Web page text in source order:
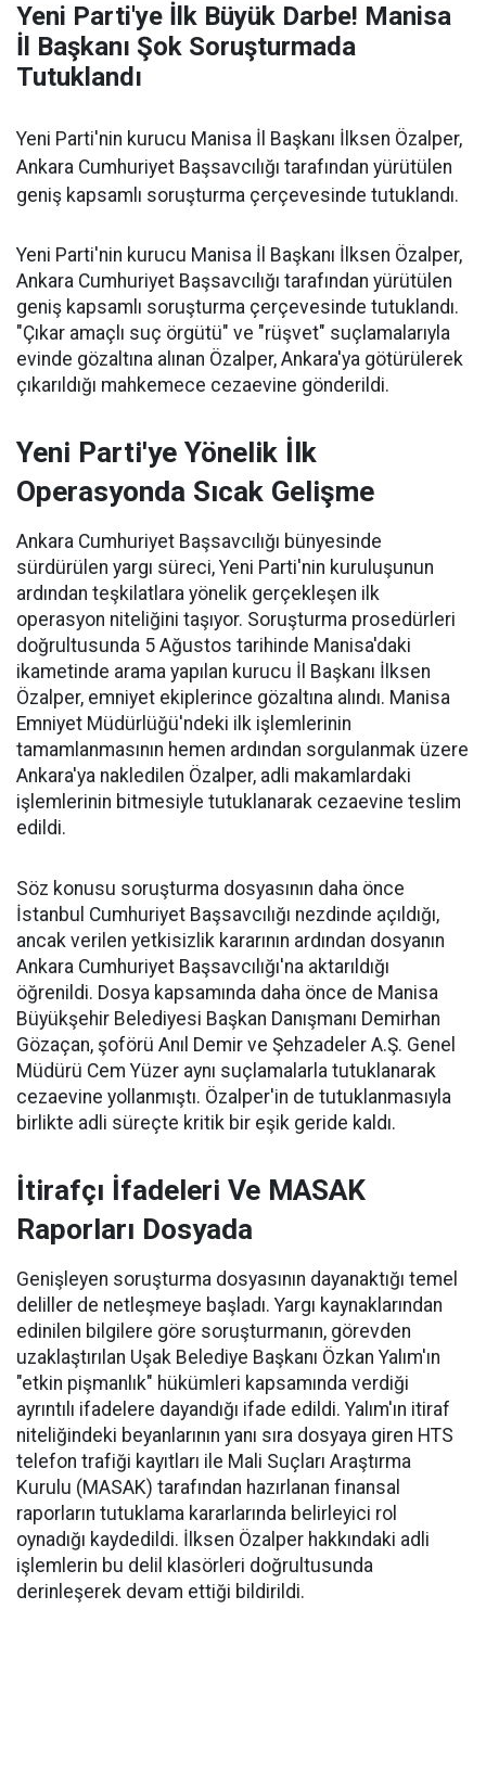
Yeni Parti'ye İlk Büyük Darbe! Manisa
İl Başkanı Şok Soruşturmada
Tutuklandı
Yeni Parti'nin kurucu Manisa İl Başkanı İlksen Özalper,
Ankara Cumhuriyet Başsavcılığı tarafından yürütülen
geniş kapsamlı soruşturma çerçevesinde tutuklandı.
Yeni Parti'nin kurucu Manisa İl Başkanı İlksen Özalper,
Ankara Cumhuriyet Başsavcılığı tarafından yürütülen
geniş kapsamlı soruşturma çerçevesinde tutuklandı.
"Çıkar amaçlı suç örgütü" ve "rüşvet" suçlamalarıyla
evinde gözaltına alınan Özalper, Ankara'ya götürülerek
çıkarıldığı mahkemece cezaevine gönderildi.
Yeni Parti'ye Yönelik İlk
Operasyonda Sıcak Gelişme
Ankara Cumhuriyet Başsavcılığı bünyesinde
sürdürülen yargı süreci, Yeni Parti'nin kuruluşunun
ardından teşkilatlara yönelik gerçekleşen ilk
operasyon niteliğini taşıyor. Soruşturma prosedürleri
doğrultusunda 5 Ağustos tarihinde Manisa'daki
ikametinde arama yapılan kurucu İl Başkanı İlksen
Özalper, emniyet ekiplerince gözaltına alındı. Manisa
Emniyet Müdürlüğü'ndeki ilk işlemlerinin
tamamlanmasının hemen ardından sorgulanmak üzere
Ankara'ya nakledilen Özalper, adli makamlardaki
işlemlerinin bitmesiyle tutuklanarak cezaevine teslim
edildi.
Söz konusu soruşturma dosyasının daha önce
İstanbul Cumhuriyet Başsavcılığı nezdinde açıldığı,
ancak verilen yetkisizlik kararının ardından dosyanın
Ankara Cumhuriyet Başsavcılığı'na aktarıldığı
öğrenildi. Dosya kapsamında daha önce de Manisa
Büyükşehir Belediyesi Başkan Danışmanı Demirhan
Gözaçan, şoförü Anıl Demir ve Şehzadeler A.Ş. Genel
Müdürü Cem Yüzer aynı suçlamalarla tutuklanarak
cezaevine yollanmıştı. Özalper'in de tutuklanmasıyla
birlikte adli süreçte kritik bir eşik geride kaldı.
İtirafçı İfadeleri Ve MASAK
Raporları Dosyada
Genişleyen soruşturma dosyasının dayanaktığı temel
deliller de netleşmeye başladı. Yargı kaynaklarından
edinilen bilgilere göre soruşturmanın, görevden
uzaklaştırılan Uşak Belediye Başkanı Özkan Yalım'ın
"etkin pişmanlık" hükümleri kapsamında verdiği
ayrıntılı ifadelere dayandığı ifade edildi. Yalım'ın itiraf
niteliğindeki beyanlarının yanı sıra dosyaya giren HTS
telefon trafiği kayıtları ile Mali Suçları Araştırma
Kurulu (MASAK) tarafından hazırlanan finansal
raporların tutuklama kararlarında belirleyici rol
oynadığı kaydedildi. İlksen Özalper hakkındaki adli
işlemlerin bu delil klasörleri doğrultusunda
derinleşerek devam ettiği bildirildi.